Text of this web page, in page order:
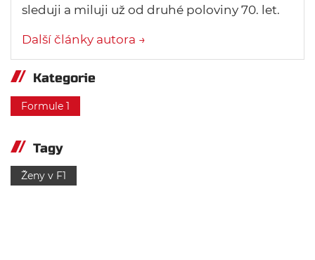
sleduji a miluji už od druhé poloviny 70. let.
Další články autora →
Kategorie
Formule 1
Tagy
Ženy v F1